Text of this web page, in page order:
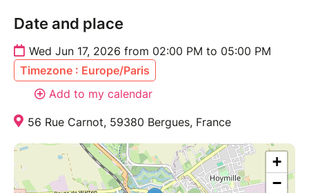
Date and place
Wed Jun 17, 2026 from 02:00 PM to 05:00 PM
Timezone : Europe/Paris
Add to my calendar
56 Rue Carnot, 59380 Bergues, France
+
−